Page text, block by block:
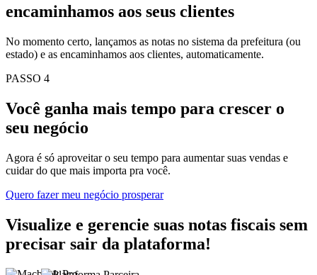
encaminhamos aos seus clientes
No momento certo, lançamos as notas no sistema da prefeitura (ou
estado) e as encaminhamos aos clientes, automaticamente.
PASSO 4
Você ganha mais tempo para crescer o
seu negócio
Agora é só aproveitar o seu tempo para aumentar suas vendas e
cuidar do que mais importa pra você.
Quero fazer meu negócio prosperar
Visualize e gerencie suas notas fiscais sem
precisar sair da plataforma!